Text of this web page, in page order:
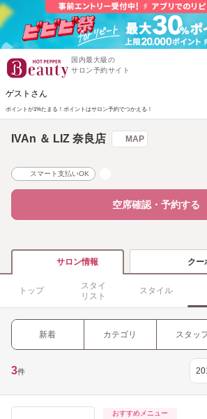
国内最大級の
サロン予約サイト
ゲストさん
ポイントが1%たまる！ ポイントはサロン予約でつかえる！
IVAn ＆ LIZ 奈良店 MAP
スマート支払いOK
空席確認・予約する
サロン情報 クー
トップ
スタイ
リスト
スタイル
新着 カテゴリ スタッ
3件
おすすめメニュー